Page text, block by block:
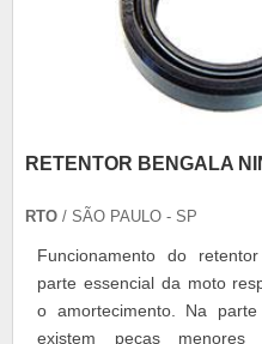
RETENTOR BENGALA
RTO / SÃO PAULO - SP
Funcionamento do
parte essencial da moto
o amortecimento. Na
existem peças